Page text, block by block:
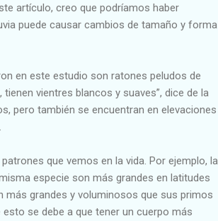
artículo, creo que podríamos haber
puede causar cambios de tamaño y forma
en este estudio son ratones peludos de
tienen vientres blancos y suaves”, dice de la
pero también se encuentran en elevaciones
que vemos en la vida. Por ejemplo, la
especie son más grandes en latitudes
más grandes y voluminosos que sus primos
se debe a que tener un cuerpo más